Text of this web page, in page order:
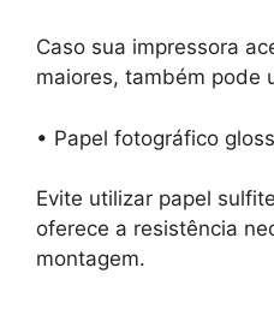
Caso sua impressora
maiores, também pode
• Papel fotográfico
Evite utilizar papel
oferece a resistência
montagem.